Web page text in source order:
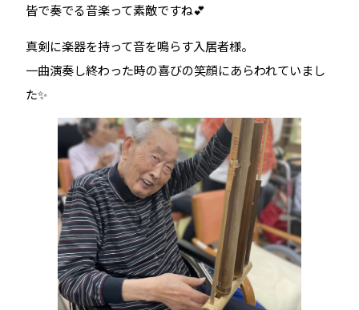
皆で奏でる音楽って素敵ですね💕
真剣に楽器を持って音を鳴らす入居者様。
一曲演奏し終わった時の喜びの笑顔にあらわれていまし
た✨